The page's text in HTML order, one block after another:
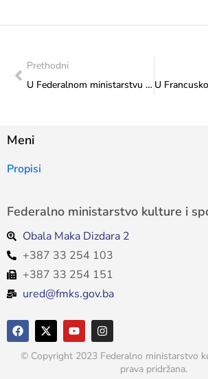
Prethodni
U Federalnom ministarstvu kulture i sporta održan sastanak sa predstavnicima Bokserskog kluba „Stup“
Meni
Propisi
Federalno ministarstvo kulture i
Obala Maka Dizdara 2
+387 33 254 103
+387 33 254 151
ured@fmks.gov.ba
© Copyright 2023 Federalno ministarstvo
prava pridržana.